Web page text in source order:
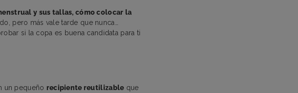
y sus tallas, cómo colocar la
pero más vale tarde que nunca…
si la copa es buena candidata para ti
un pequeño recipiente reutilizable que